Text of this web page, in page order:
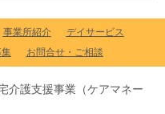
事業所紹介
デイサービス
お問合せ・ご相談
介護支援事業（ケアマネー